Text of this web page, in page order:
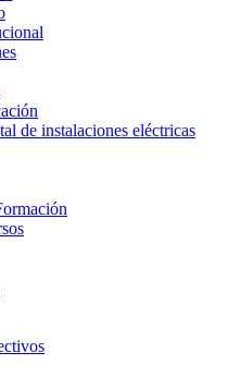
de instalaciones eléctricas